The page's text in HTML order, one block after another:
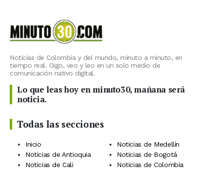
Noticias de Colombia y del mundo, minuto a minuto, en
tiempo real. Oigo, veo y leo en un solo medio de
comunicación nativo digital.
Lo que leas hoy en minuto30, mañana será
noticia.
Todas las secciones
Inicio
Noticias de Medellín
Noticias de Antioquia
Noticias de Bogotá
Noticias de Cali
Noticias de Colombia